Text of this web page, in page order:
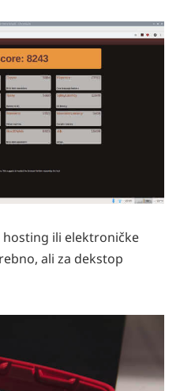
hosting ili elektroničke
ali za dekstop